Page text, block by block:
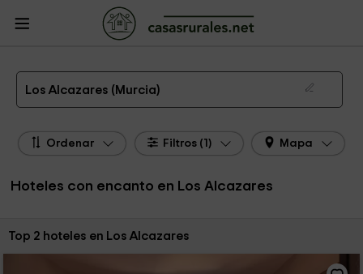
Casas Rurales
Murcia
Hoteles con encanto Los Alcazares
Hoteles con Encanto en Los Alcazares
Los Alcazares (Murcia)
Ordenar Filtros (1) Mapa
Hoteles con encanto en Los Alcazares
Ordenar por:
Top 2 hoteles en Los Alcazares